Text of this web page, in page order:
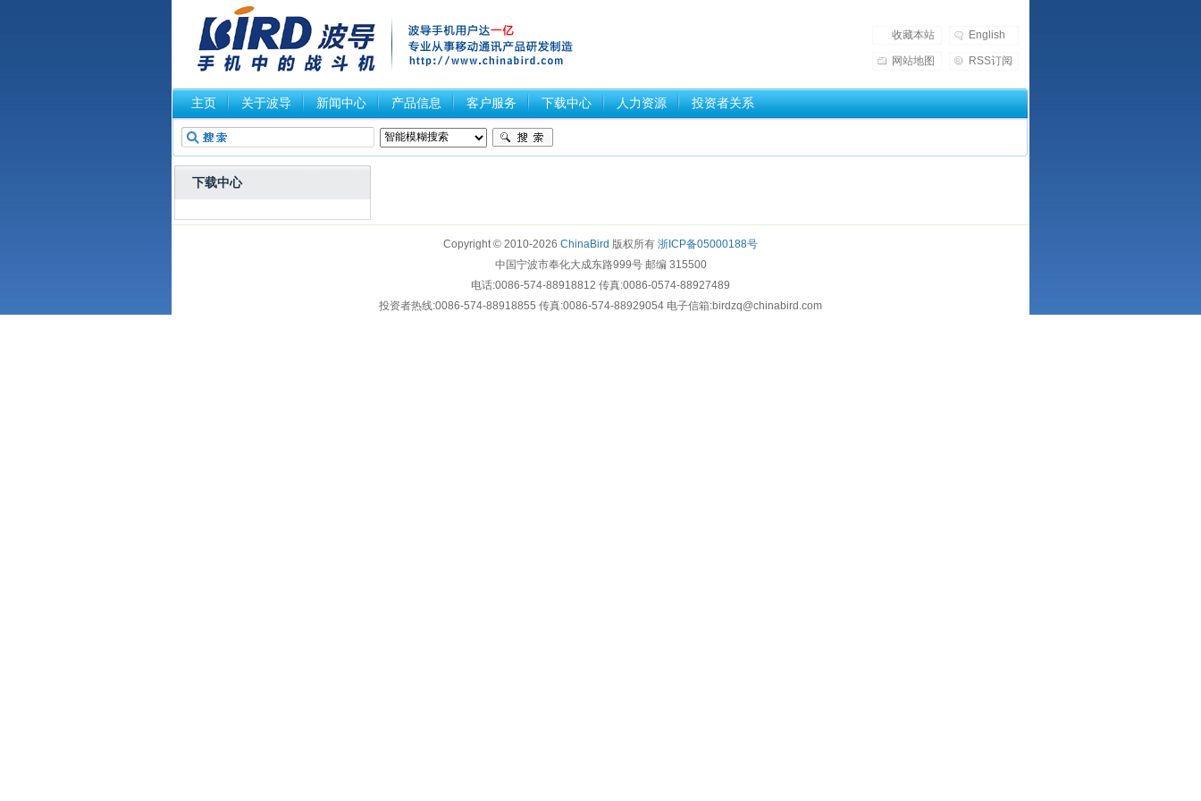
收藏本站 English
网站地图 RSS订阅
主页 关于波导 新闻中心 产品信息 客户服务 下载中心 人力资源 投资者关系
下载中心
Copyright © 2010-2026 ChinaBird 版权所有 浙ICP备05000188号
中国宁波市奉化大成东路999号 邮编 315500
电话:0086-574-88918812 传真:0086-0574-88927489
投资者热线:0086-574-88918855 传真:0086-574-88929054 电子信箱:birdzq@chinabird.com